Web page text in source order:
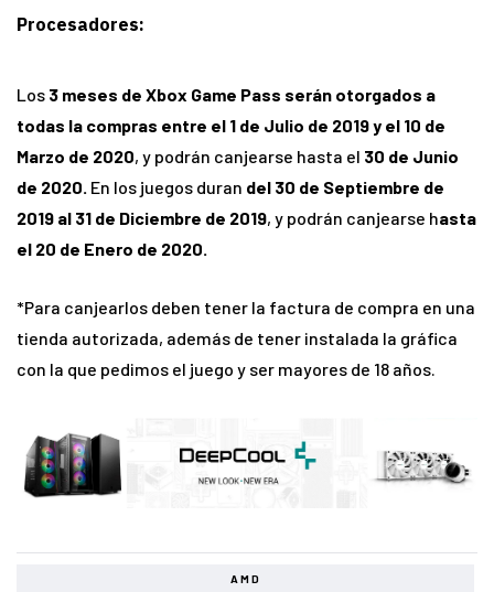
Procesadores:
Los 3 meses de Xbox Game Pass serán otorgados a
todas la compras entre el 1 de Julio de 2019 y el 10 de
Marzo de 2020, y podrán canjearse hasta el 30 de Junio
de 2020. En los juegos duran del 30 de Septiembre de
2019 al 31 de Diciembre de 2019, y podrán canjearse hasta
el 20 de Enero de 2020.
*Para canjearlos deben tener la factura de compra en una
tienda autorizada, además de tener instalada la gráfica
con la que pedimos el juego y ser mayores de 18 años.
AMD